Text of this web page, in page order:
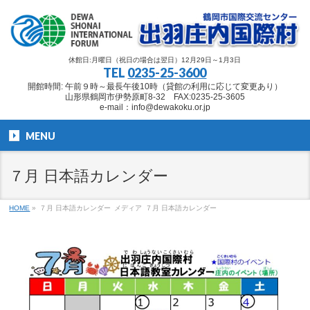
休館日:月曜日（祝日の場合は翌日）12月29日～1月3日
TEL 0235-25-3600
開館時間: 午前９時～最長午後10時（貸館の利用に応じて変更あり）
山形県鶴岡市伊勢原町8-32 FAX:0235-25-3605
e-mail：info@dewakoku.or.jp
MENU
７月 日本語カレンダー
HOME » ７月 日本語カレンダー メディア ７月 日本語カレンダー